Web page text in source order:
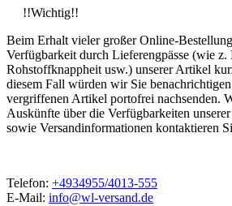
!!Wichtig!!
Beim Erhalt vieler großer Online-
Verfügbarkeit durch Lieferengpässe (wie z.
Rohstoffknappheit usw.) unserer Artikel
diesem Fall würden wir Sie
vergriffenen Artikel portofrei nachsenden.
Auskünfte über die Verfügbarkeiten
sowie Versandinformationen kontaktieren
Telefon: +4934955/4013-555
E-Mail: info@wl-versand.de